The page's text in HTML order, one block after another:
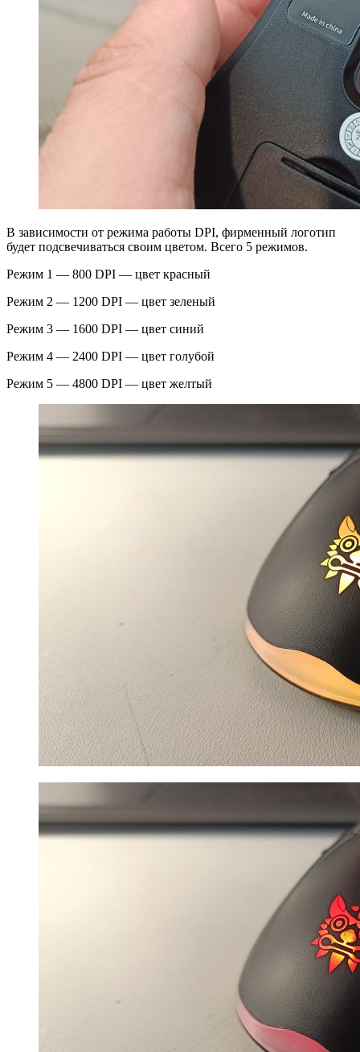
В зависимости от режима работы DPI, фирменный логотип
будет подсвечиваться своим цветом. Всего 5 режимов.
Режим 1 — 800 DPI — цвет красный
Режим 2 — 1200 DPI — цвет зеленый
Режим 3 — 1600 DPI — цвет синий
Режим 4 — 2400 DPI — цвет голубой
Режим 5 — 4800 DPI — цвет желтый